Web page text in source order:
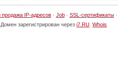
продажа IP-адресов· Job· SSL-сертификаты·
Домен зарегистрирован через i7.RU Whois